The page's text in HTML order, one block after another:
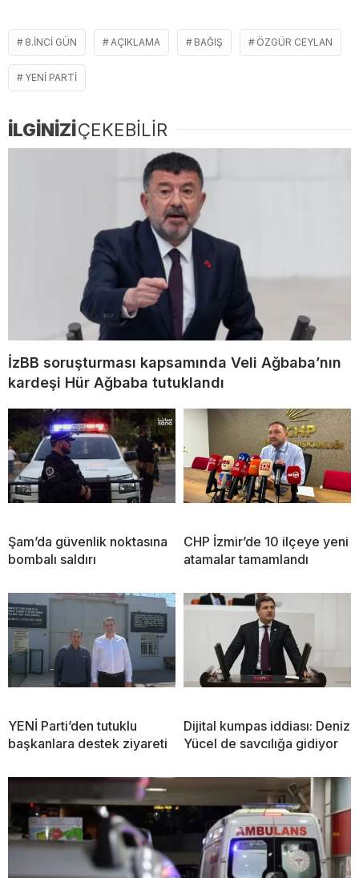
8.INCI GÜN AÇIKLAMA BAĞIŞ ÖZGÜR CEYLAN
YENI PARTI
İLGİNİZİÇEKEBİLİR
İzBB soruşturması kapsamında Veli Ağbaba’nın
kardeşi Hür Ağbaba tutuklandı
Şam’da güvenlik noktasına
bombalı saldırı
CHP İzmir’de 10 ilçeye yeni
atamalar tamamlandı
YENİ Parti’den tutuklu
başkanlara destek ziyareti
Dijital kumpas iddiası: Deniz
Yücel de savcılığa gidiyor